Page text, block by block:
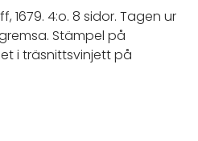
1679. 4:o. 8 sidor. Tagen ur
Stämpel på
i träsnittsvinjett på